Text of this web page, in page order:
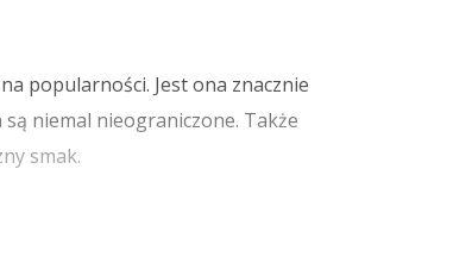
popularności. Jest ona znacznie
niemal nieograniczone. Także
smak.